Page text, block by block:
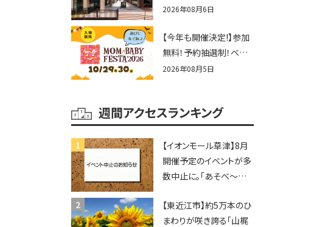
夏休みイベントまとめ！
辛グルメ・フォトコンテス
トまで盛りだくさん！
2026年08月6日
【今年も開催決定!】参加
無料！予約抽選制！ベビ
ーファミリー必見☆入場
2026！親子で楽しもう
♪inピエリ守山
2026年08月5日
週間アクセスランキング
【イオンモール草津】8月
開催予定のイベントが多
数中止に。「あそべ〜る
ショーなど
【東近江市】約5万本のひ
まわりが咲き誇る「山梶